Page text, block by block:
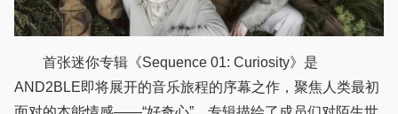
首张迷你专辑《Sequence 01: Curiosity》是
AND2BLE即将展开的音乐旅程的序幕之作，聚焦人类最初